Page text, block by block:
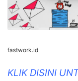
fastwork.id
KLIK DISINI